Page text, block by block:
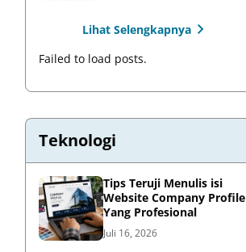
Lihat Selengkapnya
Failed to load posts.
Teknologi
Tips Teruji Menulis isi
Website Company Profile
Yang Profesional
Juli 16, 2026